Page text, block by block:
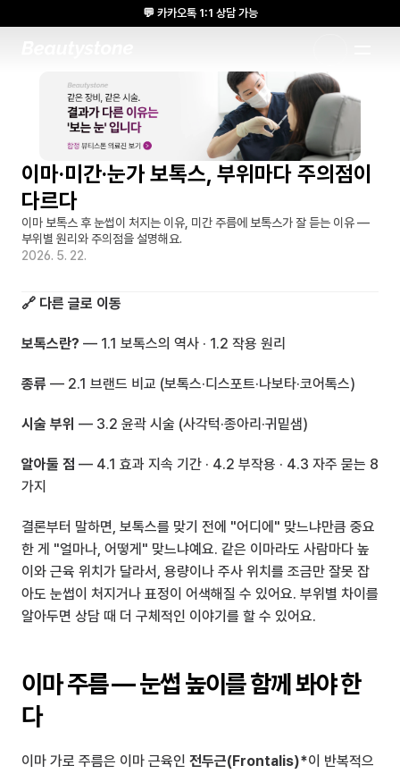
이마·미간·눈가 보톡스, 부위마다 주의점이
다르다
이마 보톡스 후 눈썹이 처지는 이유, 미간 주름에 보톡스가 잘 듣는 이유 —
부위별 원리와 주의점을 설명해요.
2026. 5. 22.
🔗 다른 글로 이동
보톡스란? — 1.1 보톡스의 역사 · 1.2 작용 원리
종류 — 2.1 브랜드 비교 (보톡스·디스포트·나보타·코어톡스)
시술 부위 — 3.2 윤곽 시술 (사각턱·종아리·귀밑샘)
알아둘 점 — 4.1 효과 지속 기간 · 4.2 부작용 · 4.3 자주 묻는 8
가지
결론부터 말하면, 보톡스를 맞기 전에 "어디에" 맞느냐만큼 중요
한 게 "얼마나, 어떻게" 맞느냐예요. 같은 이마라도 사람마다 높
이와 근육 위치가 달라서, 용량이나 주사 위치를 조금만 잘못 잡
아도 눈썹이 처지거나 표정이 어색해질 수 있어요. 부위별 차이를
알아두면 상담 때 더 구체적인 이야기를 할 수 있어요.
이마 주름 — 눈썹 높이를 함께 봐야 한
다
이마 가로 주름은 이마 근육인 전두근(Frontalis)*이 반복적으
💬 카카오톡 1:1 상담 가능
🌸 뷰티스톤의원 메디톡스 방콕 Cadaver workshop 참석 🌸